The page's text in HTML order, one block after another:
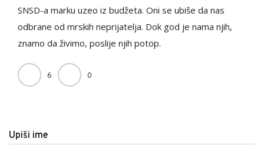
SNSD-a marku uzeo iz budžeta. Oni se ubiše da nas
odbrane od mrskih neprijatelja. Dok god je nama njih,
znamo da živimo, poslije njih potop.
6 0
Upiši ime